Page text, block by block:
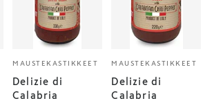
MAUSTEKASTIKKEET
Delizie di
Calabria
MAUSTEKASTIKKEET
Delizie di
Calabria